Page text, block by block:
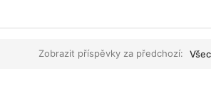
Zobrazit příspěvky za předchozí: